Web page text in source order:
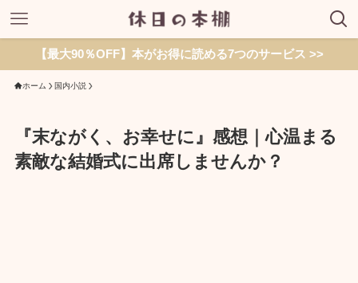
【最大90％OFF】本がお得に読める7つのサービス >>
ホーム 国内小説
『末ながく、お幸せに』感想｜心温まる
素敵な結婚式に出席しませんか？